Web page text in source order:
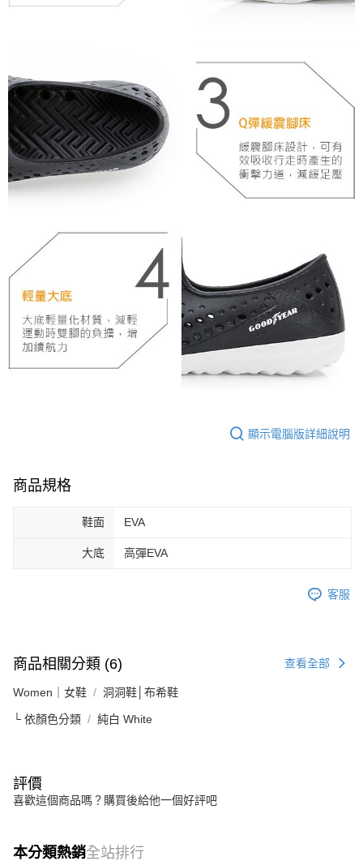
顯示電腦版詳細說明
商品規格
鞋面 EVA
大底 高彈EVA
客服
商品相關分類 (6) 查看全部
Women｜女鞋 洞洞鞋│布希鞋
└ 依顏色分類 純白 White
評價
喜歡這個商品嗎？購買後給他一個好評吧
本分類熱銷全站排行